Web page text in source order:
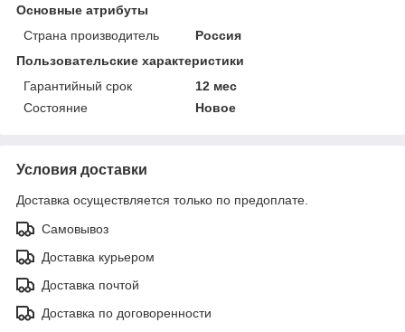
Основные атрибуты
Страна производитель
Россия
Пользовательские характеристики
Гарантийный срок
12 мес
Состояние
Новое
Условия доставки
Доставка осуществляется только по предоплате.
Самовывоз
Доставка курьером
Доставка почтой
Доставка по договоренности